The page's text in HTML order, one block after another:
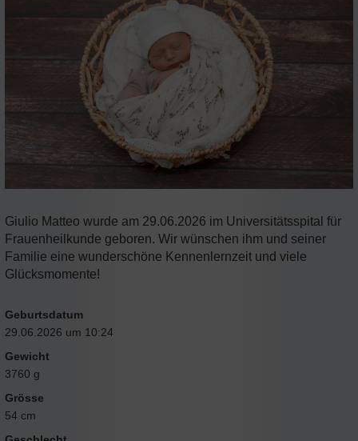
Giulio Matteo wurde am 29.06.2026 im Universitätsspital für
Frauenheilkunde geboren. Wir wünschen ihm und seiner
Familie eine wunderschöne Kennenlernzeit und viele
Glücksmomente!
Geburtsdatum
29.06.2026 um 10:24
Gewicht
3760 g
Grösse
54 cm